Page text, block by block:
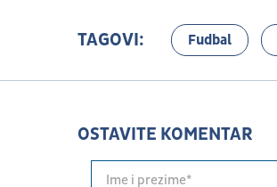
TAGOVI: Fudbal
OSTAVITE KOMENTAR